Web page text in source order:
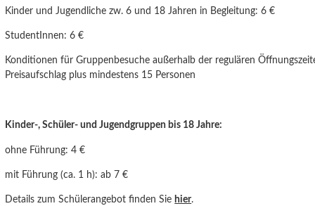
Kinder und Jugendliche zw. 6 und 18 Jahren in Begleitung: 6 €
StudentInnen: 6 €
Konditionen für Gruppenbesuche außerhalb der regulären
Preisaufschlag plus mindestens 15 Personen
Kinder-, Schüler- und Jugendgruppen bis 18 Jahre:
ohne Führung:4 €
mit Führung (ca. 1 h): ab 7 €
Details zum Schülerangebot finden Sie hier.